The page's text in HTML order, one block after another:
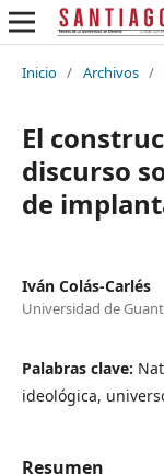
Inicio / Archivos /
El
discurso
de
Iván Colás-Carlés
Universidad de
Palabras clave:
ideológica,
Resumen